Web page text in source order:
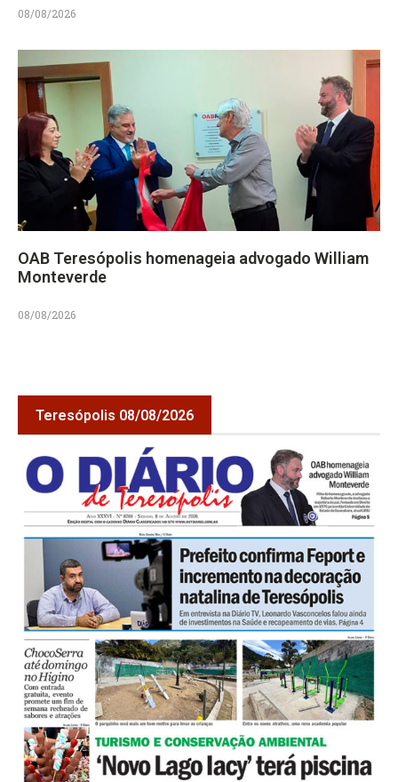
08/08/2026
OAB Teresópolis homenageia advogado William
Monteverde
08/08/2026
Teresópolis 08/08/2026